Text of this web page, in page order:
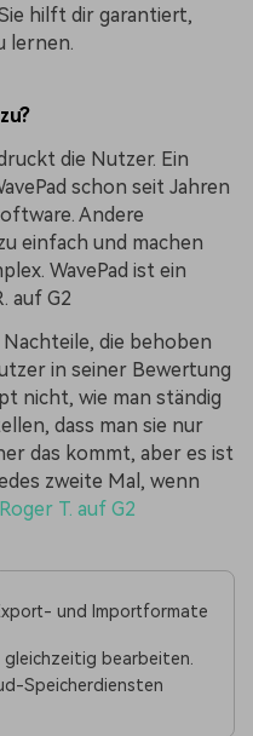
hilft dir garantiert,
lernen.
die Nutzer. Ein
schon seit Jahren
Andere
einfach und machen
WavePad ist ein
auf G2
die behoben
in seiner Bewertung
nicht, wie man ständig
dass man sie nur
das kommt, aber es ist
zweite Mal, wenn
Roger T. auf G2
und Importformate
gleichzeitig bearbeiten.
Speicherdiensten